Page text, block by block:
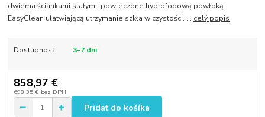
dwiema ściankami stałymi, powleczone hydrofobową powłoką
EasyClean ułatwiającą utrzymanie szkła w czystości. ... celý popis
Dostupnosť 3-7 dni
858,97 €
698,35 € bez DPH
Pridať do košíka